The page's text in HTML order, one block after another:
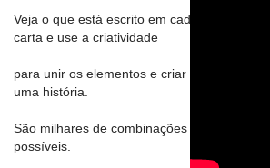
Veja o que está escrito em cada
carta e use a criatividade
para unir os elementos e criar
uma história.
São milhares de combinações
possíveis.